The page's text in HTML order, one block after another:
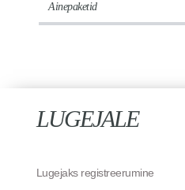
Ainepaketid
LUGEJALE
Lugejaks registreerumine